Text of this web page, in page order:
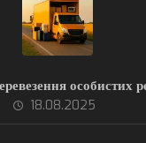
особистих
18.08.2025